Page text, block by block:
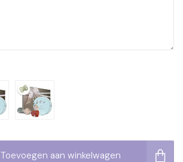
Toevoegen aan winkelwagen